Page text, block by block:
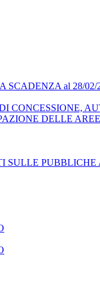
SCADENZA al 28/02/
DELLE
SULLE PUBBLICHE